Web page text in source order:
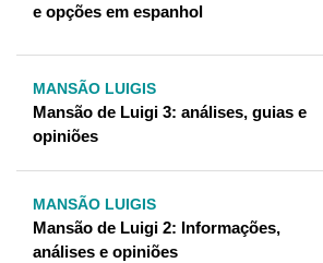
e opções em espanhol
MANSÃO LUIGIS
Mansão de Luigi 3: análises, guias e
opiniões
MANSÃO LUIGIS
Mansão de Luigi 2: Informações,
análises e opiniões